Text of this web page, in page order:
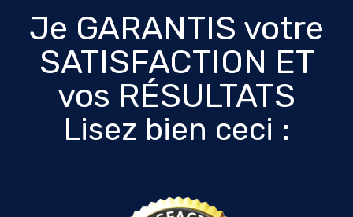
Je GARANTIS votre
SATISFACTION ET
vos RÉSULTATS
Lisez bien ceci :